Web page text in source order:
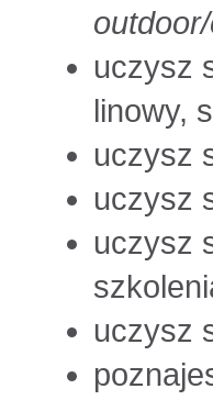
uczysz
linowy,
uczysz
uczysz
uczysz
uczysz